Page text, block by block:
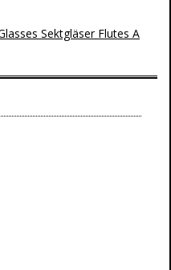
Sektgläser Flutes A